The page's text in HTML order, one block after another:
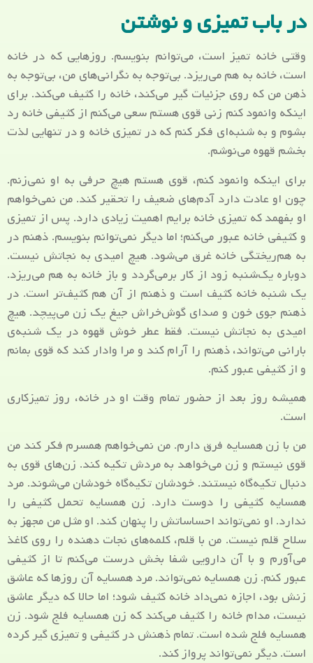
در باب تمیزی و نوشتن
وقتی خانه تمیز است، می‌توانم بنویسم. روزهایی که در خانه
است، خانه به هم می‌ریزد. بی‌توجه به نگرانی‌های من، بی‌توجه به
ذهن من که روی جزئیات گیر می‌کند، خانه را کثیف می‌کند. برای
اینکه وانمود کنم زنی قوی هستم سعی می‌کنم از کثیفی خانه رد
بشوم و به شنبه‌ای فکر کنم که در تمیزی خانه و در تنهایی لذت
بخشم قهوه می‌نوشم.
برای اینکه وانمود کنم، قوی هستم هیچ حرفی به او نمی‌زنم.
چون او عادت دارد آدم‌های ضعیف را تحقیر کند. من نمی‌خواهم
او بفهمد که تمیزی خانه برایم اهمیت زیادی دارد. پس از تمیزی
و کثیفی خانه عبور می‌کنم؛ اما دیگر نمی‌توانم بنویسم. ذهنم در
به هم‌ریختگی خانه غرق می‌شود. هیچ امیدی به نجاتش نیست.
دوباره یک‌شنبه زود از کار برمی‌گردد و باز خانه به هم می‌ریزد.
یک شنبه خانه کثیف است و ذهنم از آن هم کثیف‌تر است. در
ذهنم جوی خون و صدای گوش‌خراش جیغ یک زن می‌پیچد. هیچ
امیدی به نجاتش نیست. فقط عطر خوش قهوه در یک شنبه‌ی
بارانی می‌تواند، ذهنم را آرام کند و مرا وادار کند که قوی بمانم
و از کثیفی عبور کنم.
همیشه روز بعد از حضور تمام وقت او در خانه، روز تمیزکاری
است.
من با زن همسایه فرق دارم. من نمی‌خواهم همسرم فکر کند من
قوی نیستم و زن می‌خواهد به مردش تکیه کند. زن‌های قوی به
دنبال تکیه‌گاه نیستند. خودشان تکیه‌گاه خودشان می‌شوند. مرد
همسایه کثیفی را دوست دارد. زن همسایه تحمل کثیفی را
ندارد. او نمی‌تواند احساساتش را پنهان کند. او مثل من مجهز به
سلاح قلم نیست. من با قلم، کلمه‌های نجات دهنده را روی کاغذ
می‌آورم و با آن دارویی شفا بخش درست می‌کنم تا از کثیفی
عبور کنم. زن همسایه نمی‌تواند. مرد همسایه آن روزها که عاشق
زنش بود، اجازه نمی‌داد خانه کثیف شود؛ اما حالا که دیگر عاشق
نیست، مدام خانه را کثیف می‌کند که زن همسایه فلج شود. زن
همسایه فلج شده است. تمام ذهنش در کثیفی و تمیزی گیر کرده
است. دیگر نمی‌تواند پرواز کند.